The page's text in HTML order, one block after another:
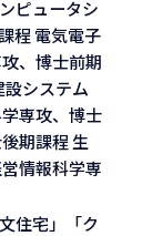
ピュータシ
程 電気電子
、博士前期
システム
専攻、博士
期課程 生
情報科学専
住宅」「ク